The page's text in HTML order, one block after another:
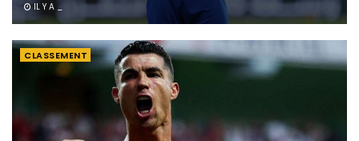
IL Y A _
CLASSEMENT